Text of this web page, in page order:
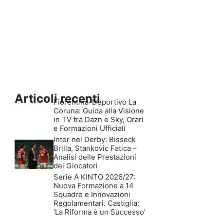
Articoli recenti
Fiorentina-Deportivo La
Coruna: Guida alla Visione
in TV tra Dazn e Sky, Orari
e Formazioni Ufficiali
Inter nel Derby: Bisseck
Brilla, Stankovic Fatica –
Analisi delle Prestazioni
dei Giocatori
Serie A KINTO 2026/27:
Nuova Formazione a 14
Squadre e Innovazioni
Regolamentari. Castiglia:
‘La Riforma è un Successo’